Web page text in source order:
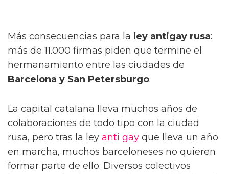
Más consecuencias para la ley antigay rusa:
más de 11.000 firmas piden que termine el
hermanamiento entre las ciudades de
Barcelona y San Petersburgo.
La capital catalana lleva muchos años de
colaboraciones de todo tipo con la ciudad
rusa, pero tras la ley anti gay que lleva un año
en marcha, muchos barceloneses no quieren
formar parte de ello. Diversos colectivos